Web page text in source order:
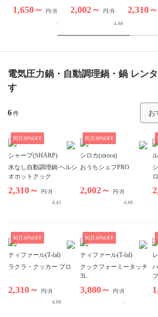
1,650～ 円/月
-
2,002～ 円/月
4.08
2,310～
電気圧力鍋・自動調理鍋・鍋 レン
す
6件
初月30%OFF
シャープ(SHARP)
水なし自動調理鍋 ヘルシ
オホットクック
2,310～
円/月
4.43
初月30%OFF
シロカ(siroca)
おうちシェフPRO
2,002～
円/月
4.08
初月30%OFF
ティファール(T-fal)
ラクラ・クッカー プロ
2,310～
円/月
4.00
初月30%OFF
ティファール(T-fal)
クックフォーミータッチ
3L
3,080～
円/月
-